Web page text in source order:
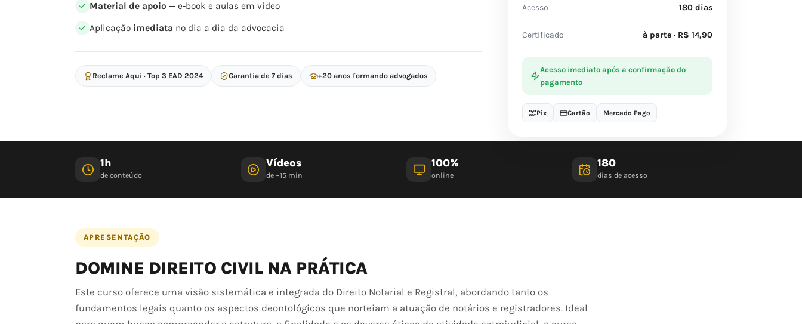
Material de apoio — e-book e aulas em vídeo
Aplicação imediata no dia a dia da advocacia
Reclame Aqui · Top 3 EAD 2024 Garantia de 7 dias +20 anos formando advogados
Acesso 180 dias
Certificado à parte · R$ 14,90
Acesso imediato após a confirmação do
pagamento
Pix Cartão Mercado Pago
1h
de conteúdo
Vídeos
de ~15 min
100%
online
180
dias de acesso
APRESENTAÇÃO
DOMINE DIREITO CIVIL NA PRÁTICA
Este curso oferece uma visão sistemática e integrada do Direito Notarial e Registral, abordando tanto os
fundamentos legais quanto os aspectos deontológicos que norteiam a atuação de notários e registradores. Ideal